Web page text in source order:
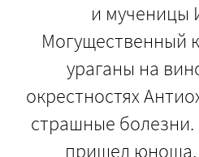
и мученицы
Могущественный
ураганы на
окрестностях
страшные
пришел юноша,